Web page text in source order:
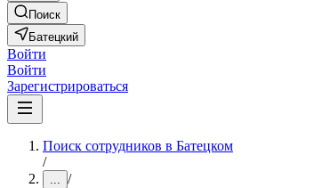
Поиск
Батецкий
Войти
Войти
Зарегистрироваться
Поиск сотрудников в Батецком
/
... /